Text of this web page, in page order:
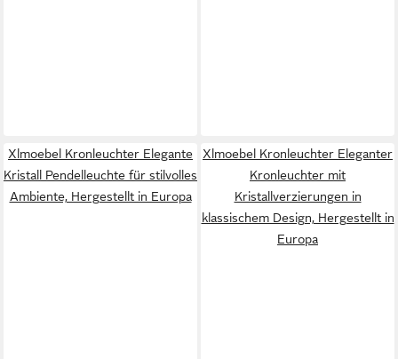
Xlmoebel Kronleuchter Elegante
Kristall Pendelleuchte für stilvolles
Ambiente, Hergestellt in Europa
Xlmoebel Kronleuchter Eleganter
Kronleuchter mit
Kristallverzierungen in
klassischem Design, Hergestellt in
Europa